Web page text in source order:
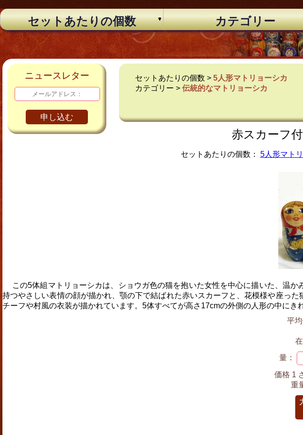
セットあたりの個数 カテゴリー
ニュースレター
申し込む
セットあたりの個数 >5人形マトリョーシカ
カテゴリー >伝統的なマトリョーシカ
赤スカーフ
セットあたりの個数： 5人形マト
この5体組マトリョーシカは、ショウガ色の猫を抱いた女性を中心に描いた、温
持つやさしい表情の顔が描かれ、顎の下で結ばれた赤いスカーフと、花模様や座っ
チーフや村風の衣装が描かれています。5体すべてが高さ17cmの外側の人形の中にき
平
量：
価格 1
重